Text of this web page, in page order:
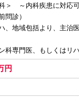
＞ ～内科疾患に対応
問診）
、地域包括より、主治
専門医、もしくはリ
円